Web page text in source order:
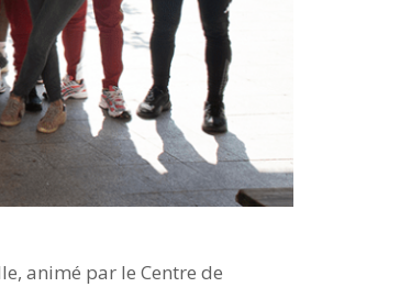
animé par le Centre de